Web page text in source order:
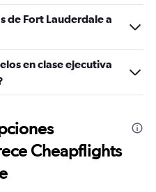
de Fort Lauderdale a
en clase ejecutiva
Cheapflights